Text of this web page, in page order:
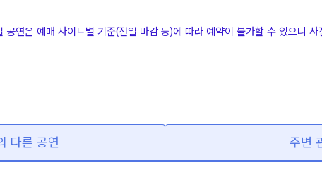
연은 예매 사이트별 기준(전일 마감 등)에 따라 예약이 불가할 수 있으니
다른 공연 주변